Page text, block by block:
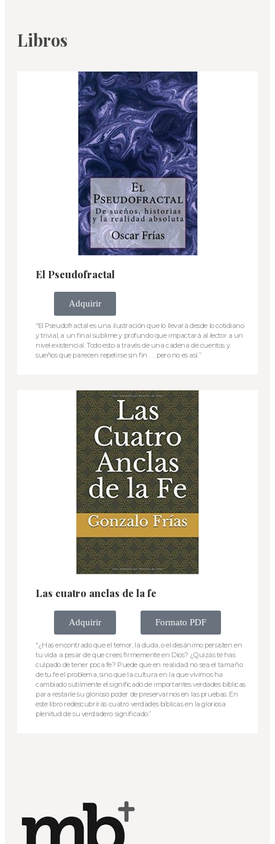
Libros
El Pseudofractal
Adquirir
“El Pseudofractal es una ilustración que lo llevará desde lo cotidiano
y trivial, a un final sublime y profundo que impactará al lector a un
nivel existencial. Todo esto a través de una cadena de cuentos y
sueños que parecen repetirse sin fin . . . pero no es así.”
Las cuatro anclas de la fe
Adquirir Formato PDF
“¿Has encontrado que el temor, la duda, o el desánimo persisten en
tu vida a pesar de que crees firmemente en Dios? ¿Quizás te has
culpado de tener poca fe? Puede que en realidad no sea el tamaño
de tu fe el problema, sino que la cultura en la que vivimos ha
cambiado sutilmente el significado de importantes verdades bíblicas
para restarle su glorioso poder de preservarnos en las pruebas. En
este libro redescubrirás cuatro verdades bíblicas en la gloriosa
plenitud de su verdadero significado.”